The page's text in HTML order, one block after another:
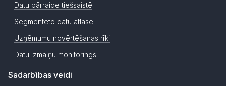
Datu pārraide tiešsaistē
Segmentēto datu atlase
Uzņēmumu novērtēšanas rīki
Datu izmaiņu monitorings
Sadarbības veidi